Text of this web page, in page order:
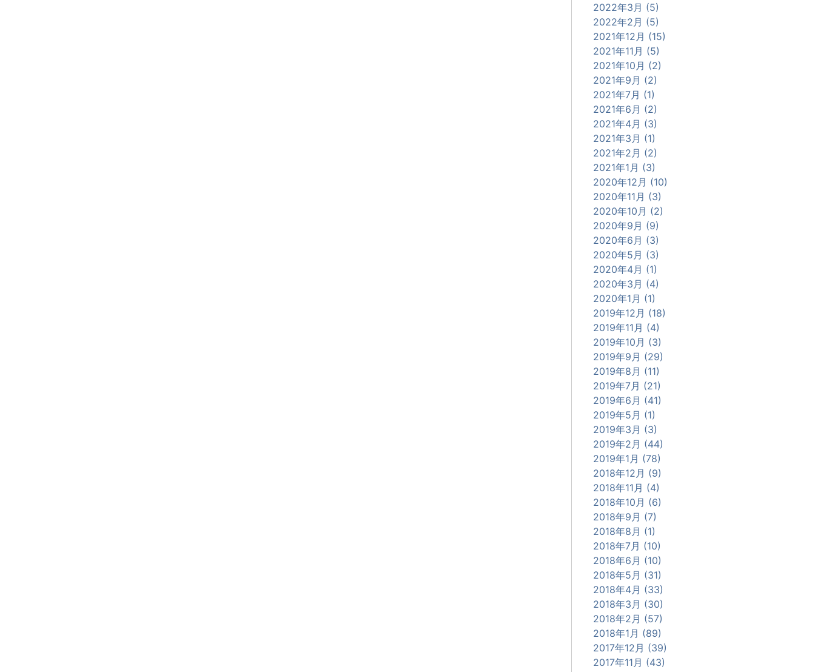
2022年3月 (5)
2022年2月 (5)
2021年12月 (15)
2021年11月 (5)
2021年10月 (2)
2021年9月 (2)
2021年7月 (1)
2021年6月 (2)
2021年4月 (3)
2021年3月 (1)
2021年2月 (2)
2021年1月 (3)
2020年12月 (10)
2020年11月 (3)
2020年10月 (2)
2020年9月 (9)
2020年6月 (3)
2020年5月 (3)
2020年4月 (1)
2020年3月 (4)
2020年1月 (1)
2019年12月 (18)
2019年11月 (4)
2019年10月 (3)
2019年9月 (29)
2019年8月 (11)
2019年7月 (21)
2019年6月 (41)
2019年5月 (1)
2019年3月 (3)
2019年2月 (44)
2019年1月 (78)
2018年12月 (9)
2018年11月 (4)
2018年10月 (6)
2018年9月 (7)
2018年8月 (1)
2018年7月 (10)
2018年6月 (10)
2018年5月 (31)
2018年4月 (33)
2018年3月 (30)
2018年2月 (57)
2018年1月 (89)
2017年12月 (39)
2017年11月 (43)